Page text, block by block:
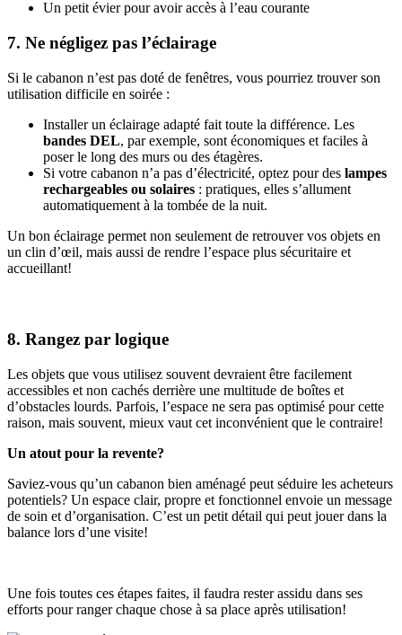
Un petit évier pour avoir accès à l’eau courante
7. Ne négligez pas l’éclairage
Si le cabanon n’est pas doté de fenêtres, vous pourriez trouver son
utilisation difficile en soirée :
Installer un éclairage adapté fait toute la différence. Les
bandes DEL, par exemple, sont économiques et faciles à
poser le long des murs ou des étagères.
Si votre cabanon n’a pas d’électricité, optez pour des lampes
rechargeables ou solaires : pratiques, elles s’allument
automatiquement à la tombée de la nuit.
Un bon éclairage permet non seulement de retrouver vos objets en
un clin d’œil, mais aussi de rendre l’espace plus sécuritaire et
accueillant!
8. Rangez par logique
Les objets que vous utilisez souvent devraient être facilement
accessibles et non cachés derrière une multitude de boîtes et
d’obstacles lourds. Parfois, l’espace ne sera pas optimisé pour cette
raison, mais souvent, mieux vaut cet inconvénient que le contraire!
Un atout pour la revente?
Saviez-vous qu’un cabanon bien aménagé peut séduire les acheteurs
potentiels? Un espace clair, propre et fonctionnel envoie un message
de soin et d’organisation. C’est un petit détail qui peut jouer dans la
balance lors d’une visite!
Une fois toutes ces étapes faites, il faudra rester assidu dans ses
efforts pour ranger chaque chose à sa place après utilisation!